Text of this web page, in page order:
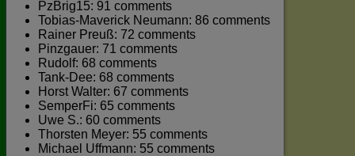
PzBrig15: 91 comments
Tobias-Maverick Neumann: 86 comments
Rainer Preuß: 72 comments
Pinzgauer: 71 comments
Rudolf: 68 comments
Tank-Dee: 68 comments
Horst Walter: 67 comments
SemperFi: 65 comments
Uwe S.: 60 comments
Thorsten Meyer: 55 comments
Michael Uffmann: 55 comments